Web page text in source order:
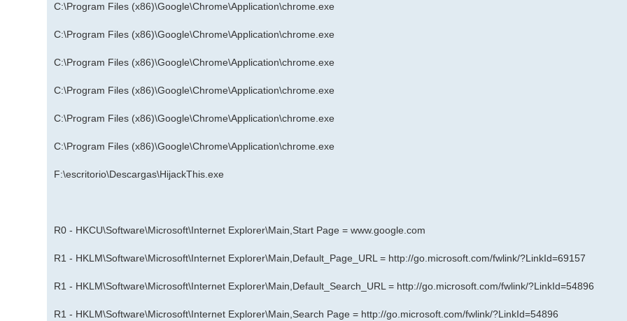
C:\Program Files (x86)\Google\Chrome\Application\chrome.exe
C:\Program Files (x86)\Google\Chrome\Application\chrome.exe
C:\Program Files (x86)\Google\Chrome\Application\chrome.exe
C:\Program Files (x86)\Google\Chrome\Application\chrome.exe
C:\Program Files (x86)\Google\Chrome\Application\chrome.exe
C:\Program Files (x86)\Google\Chrome\Application\chrome.exe
F:\escritorio\Descargas\HijackThis.exe
R0 - HKCU\Software\Microsoft\Internet Explorer\Main,Start Page =www.google.com
R1 - HKLM\Software\Microsoft\Internet Explorer\Main,Default_Page_URL = http://go.microsoft.com/fwlink/?LinkId=69157
R1 - HKLM\Software\Microsoft\Internet Explorer\Main,Default_Search_URL = http://go.microsoft.com/fwlink/?LinkId=54896
R1 - HKLM\Software\Microsoft\Internet Explorer\Main,Search Page = http://go.microsoft.com/fwlink/?LinkId=54896